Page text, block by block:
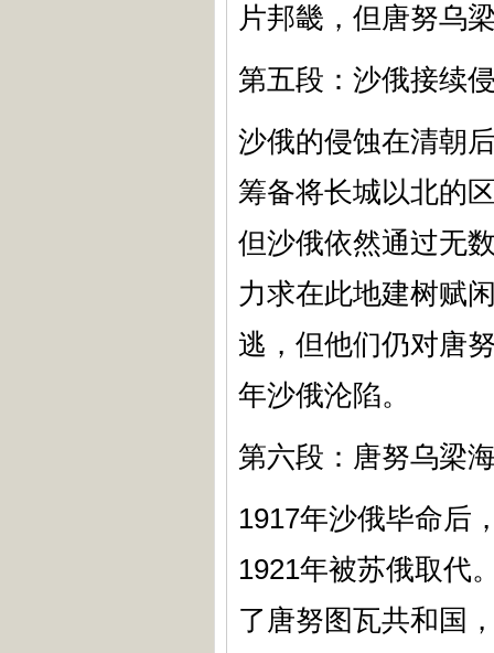
片邦畿，但唐努乌
第五段：沙俄接续
沙俄的侵蚀在清朝
筹备将长城以北的
但沙俄依然通过无
力求在此地建树赋
逃，但他们仍对唐
年沙俄沦陷。
第六段：唐努乌梁
1917年沙俄毕命后
1921年被苏俄取代
了唐努图瓦共和国